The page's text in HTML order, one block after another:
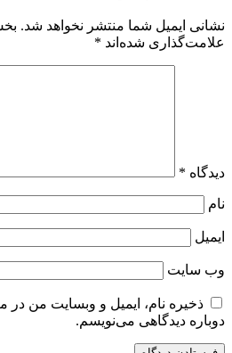
نشانی ایمیل شما منتشر نخواهد شد.
علامت‌گذاری شده‌اند *
دیدگاه *
نام
ایمیل
وب‌ سایت
ذخیره نام، ایمیل و وبسایت من در
دوباره دیدگاهی می‌نویسم.